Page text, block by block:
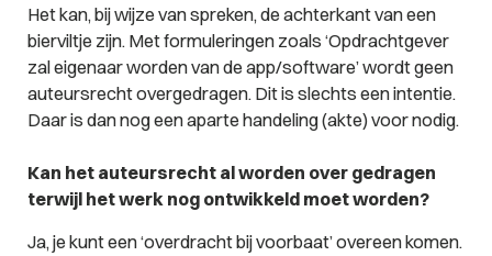
Het kan, bij wijze van spreken, de achterkant van een
bierviltje zijn. Met formuleringen zoals ‘Opdrachtgever
zal eigenaar worden van de app/software’ wordt geen
auteursrecht overgedragen. Dit is slechts een intentie.
Daar is dan nog een aparte handeling (akte) voor nodig.
Kan het auteursrecht al worden over gedragen
terwijl het werk nog ontwikkeld moet worden?
Ja, je kunt een ‘overdracht bij voorbaat’ overeen komen.